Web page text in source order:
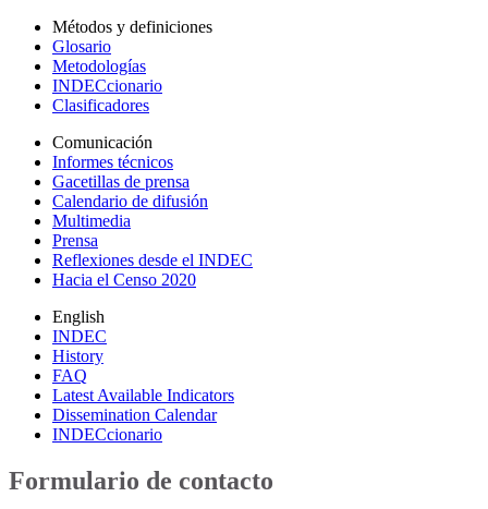
Métodos y definiciones
Glosario
Metodologías
INDECcionario
Clasificadores
Comunicación
Informes técnicos
Gacetillas de prensa
Calendario de difusión
Multimedia
Prensa
Reflexiones desde el INDEC
Hacia el Censo 2020
English
INDEC
History
FAQ
Latest Available Indicators
Dissemination Calendar
INDECcionario
Formulario de contacto